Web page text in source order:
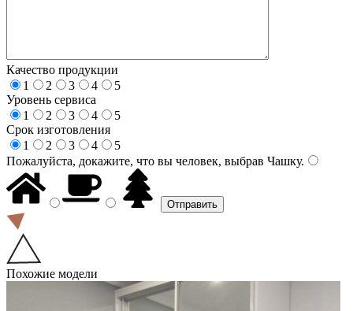
Качество продукции
1
2 3 4
5
Уровень сервиса
1
2 3 4
5
Срок изготовления
1
2 3 4
5
Пожалуйста, докажите, что вы человек, выбрав Чашку.
Похожие модели